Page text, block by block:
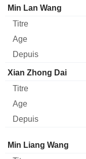
Min Lan Wang
Xian Zhong Dai
Administrateur Titre
Min Liang Wang